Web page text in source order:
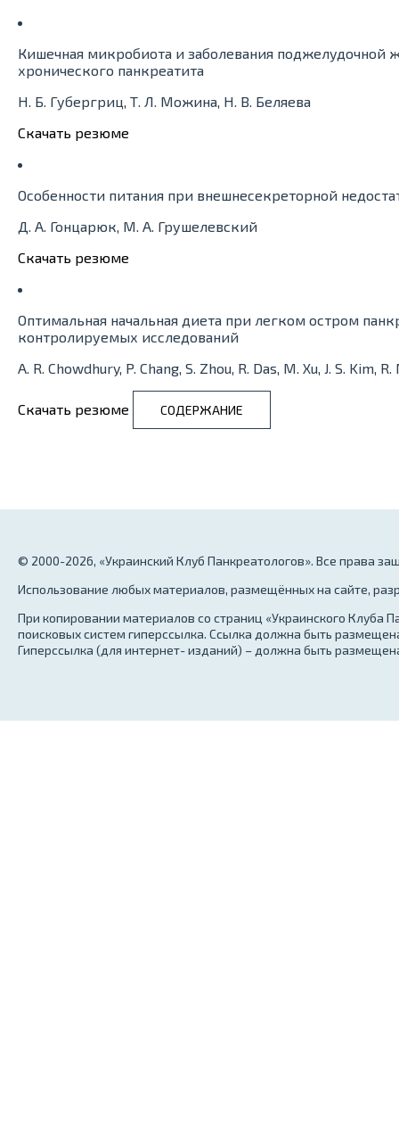
Кишечная микробиота и заболевания
хронического панкреатита
Н. Б. Губергриц, Т. Л. Можина, Н. В. Беляева
Скачать резюме
Особенности питания при внешнесекреторной
Д. А. Гонцарюк, М. А. Грушелевский
Скачать резюме
Оптимальная начальная диета при легком остром
контролируемых исследований
A. R. Chowdhury, P. Chang, S. Zhou, R. Das, M. Xu, J. S. Kim,
Скачать резюме СОДЕРЖАНИЕ
© 2000-2026, «Украинский Клуб Панкреатологов». Все права
Использование любых материалов, размещённых на сайте,
При копировании материалов со страниц «Украинского Клуба
поисковых систем гиперссылка. Ссылка должна быть
Гиперссылка (для интернет- изданий) – должна быть